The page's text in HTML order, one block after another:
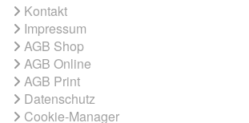
Kontakt
Impressum
AGB Shop
AGB Online
AGB Print
Datenschutz
Cookie-Manager